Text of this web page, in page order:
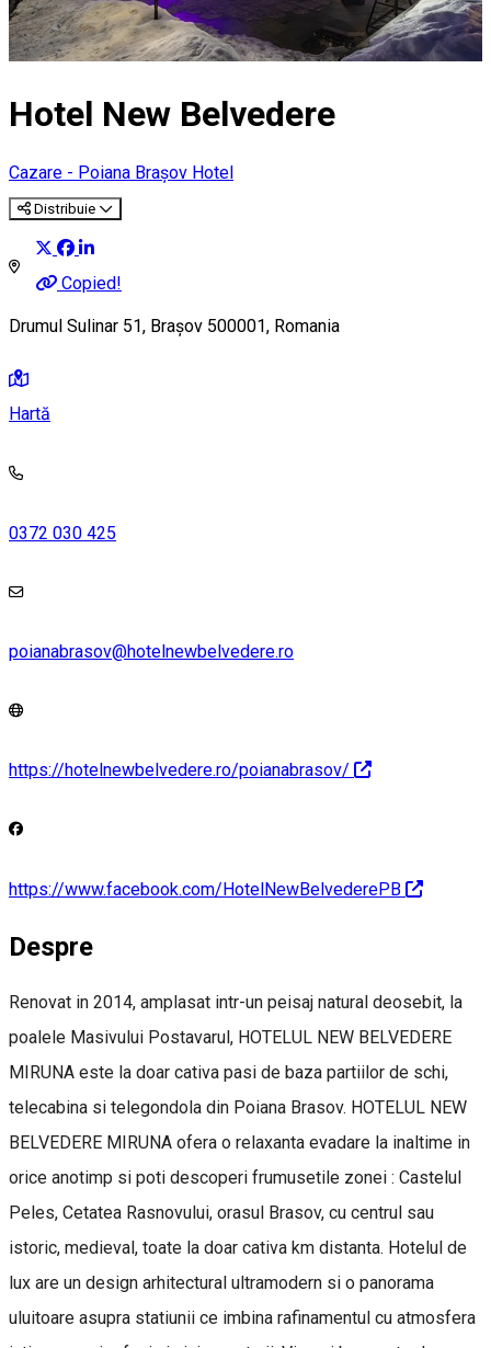
Hotel New Belvedere
Cazare - Poiana Brașov Hotel
Distribuie
Copied!
Drumul Sulinar 51, Brașov 500001, Romania
Hartă
0372 030 425
poianabrasov@hotelnewbelvedere.ro
https://hotelnewbelvedere.ro/poianabrasov/
https://www.facebook.com/HotelNewBelvederePB
Despre
Renovat in 2014, amplasat intr-un peisaj natural deosebit, la
poalele Masivului Postavarul, HOTELUL NEW BELVEDERE
MIRUNA este la doar cativa pasi de baza partiilor de schi,
telecabina si telegondola din Poiana Brasov. HOTELUL NEW
BELVEDERE MIRUNA ofera o relaxanta evadare la inaltime in
orice anotimp si poti descoperi frumusetile zonei : Castelul
Peles, Cetatea Rasnovului, orasul Brasov, cu centrul sau
istoric, medieval, toate la doar cativa km distanta. Hotelul de
lux are un design arhitectural ultramodern si o panorama
uluitoare asupra statiunii ce imbina rafinamentul cu atmosfera